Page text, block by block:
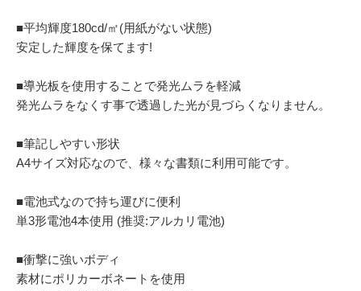
■平均輝度180cd/㎡(用紙がない状態)
安定した輝度を保てます!
■導光板を使用することで発光ムラを軽減
発光ムラをなくす事で透過した光が見づらくなりません。
■筆記しやすい形状
A4サイズ対応なので、様々な書類に利用可能です。
■電池式なので持ち運びに便利
単3形電池4本使用 (推奨:アルカリ電池)
■衝撃に強いボディ
素材にポリカーボネートを使用